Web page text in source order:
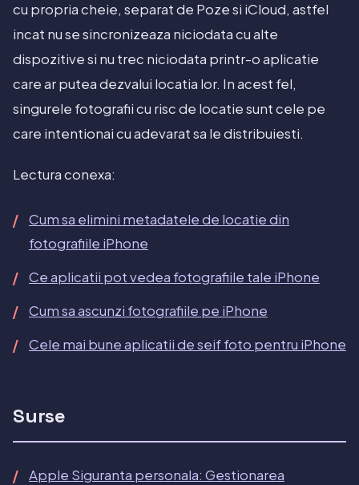
cu propria cheie, separat de Poze si iCloud, astfel
incat nu se sincronizeaza niciodata cu alte
dispozitive si nu trec niciodata printr-o aplicatie
care ar putea dezvalui locatia lor. In acest fel,
singurele fotografii cu risc de locatie sunt cele pe
care intentionai cu adevarat sa le distribuiesti.
Lectura conexa:
Cum sa elimini metadatele de locatie din
fotografiile iPhone
Ce aplicatii pot vedea fotografiile tale iPhone
Cum sa ascunzi fotografiile pe iPhone
Cele mai bune aplicatii de seif foto pentru iPhone
Surse
Apple Siguranta personala: Gestionarea